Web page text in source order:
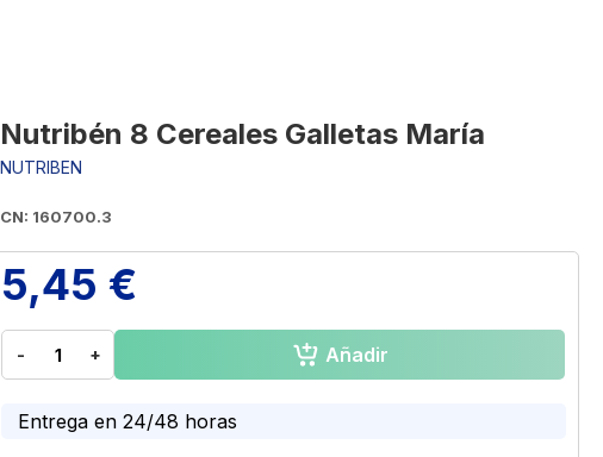
Nutribén 8 Cereales Galletas María
NUTRIBEN
CN: 160700.3
5,45 €
- + Añadir
Entrega en 24/48 horas